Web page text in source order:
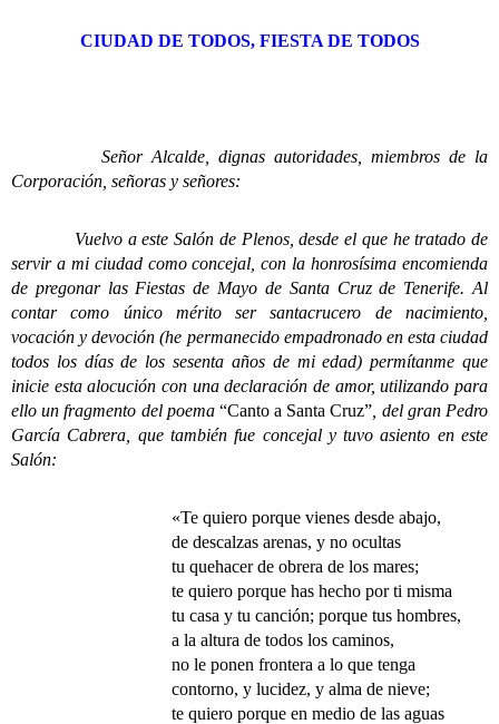
CIUDAD DE TODOS, FIESTA DE TODOS
Señor Alcalde, dignas autoridades, miembros de la
Corporación, señoras y señores:
Vuelvo a este Salón de Plenos, desde el que he tratado de
servir a mi ciudad como concejal, con la honrosísima encomienda
de pregonar las Fiestas de Mayo de Santa Cruz de Tenerife. Al
contar como único mérito ser santacrucero de nacimiento,
vocación y devoción (he permanecido empadronado en esta ciudad
todos los días de los sesenta años de mi edad) permítanme que
inicie esta alocución con una declaración de amor, utilizando para
ello un fragmento del poema “Canto a Santa Cruz” , del gran Pedro
García Cabrera, que también fue concejal y tuvo asiento en este
Salón:
«Te quiero porque vienes desde abajo,
de descalzas arenas, y no ocultas
tu quehacer de obrera de los mares;
te quiero porque has hecho por ti misma
tu casa y tu canción; porque tus hombres,
a la altura de todos los caminos,
no le ponen frontera a lo que tenga
contorno, y lucidez, y alma de nieve;
te quiero porque en medio de las aguas